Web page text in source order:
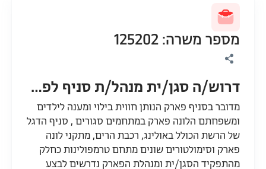
מספר משרה: 125202
דרוש/ה סגן/ית מנהל/ת סניף לפארק מוביל בתל אביב
מדובר בסניף פארק הנותן חווית בילוי ומענה לילדים
ומשפחתם הלונה פארק במתחמים סגורים , סניף הדגל
של הרשת הכולל באולינג, רכבת הרים, מתקני לונה
פארק וסימולטורים שונים מתחם טרמפולינות כחלק
מהתפקיד הסגן/ית ומנהלת הפארק נדרשים לבצע